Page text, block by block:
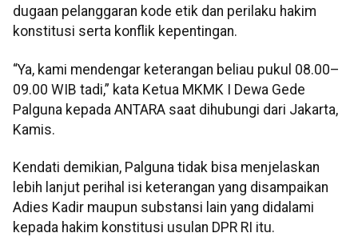
dugaan pelanggaran kode etik dan perilaku hakim
konstitusi serta konflik kepentingan.
“Ya, kami mendengar keterangan beliau pukul 08.00–
09.00 WIB tadi,” kata Ketua MKMK I Dewa Gede
Palguna kepada ANTARA saat dihubungi dari Jakarta,
Kamis.
Kendati demikian, Palguna tidak bisa menjelaskan
lebih lanjut perihal isi keterangan yang disampaikan
Adies Kadir maupun substansi lain yang didalami
kepada hakim konstitusi usulan DPR RI itu.